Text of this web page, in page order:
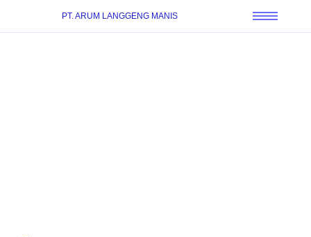
PT. ARUM LANGGENG MANIS